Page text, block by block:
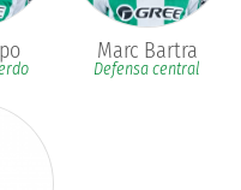
Marc Bartra
Defensa central